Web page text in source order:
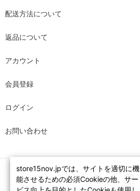
配送方法について
返品について
アカウント
会員登録
ログイン
お問い合わせ
store15nov.jpでは、サイトを適切に機
能させるための必須Cookieの他、サー